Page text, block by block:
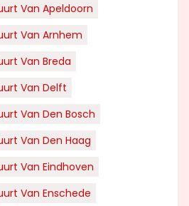
Van Apeldoorn
Van Arnhem
Van Breda
Van Delft
Van Den Bosch
Van Den Haag
Van Eindhoven
Van Enschede